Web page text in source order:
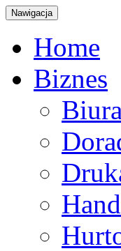
Nawigacja
Home
Biznes